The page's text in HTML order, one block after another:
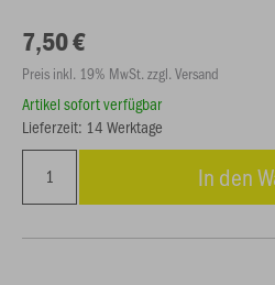
7,50 €
Preis inkl. 19% MwSt. zzgl. Versand
Artikel sofort verfügbar
Lieferzeit: 14 Werktage
In den